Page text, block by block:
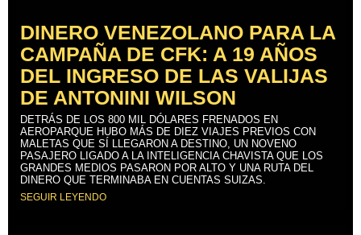
DINERO VENEZOLANO PARA LA
CAMPAÑA DE CFK: A 19 AÑOS
DEL INGRESO DE LAS VALIJAS
DE ANTONINI WILSON
DETRÁS DE LOS 800 MIL DÓLARES FRENADOS EN
AEROPARQUE HUBO MÁS DE DIEZ VIAJES PREVIOS CON
MALETAS QUE SÍ LLEGARON A DESTINO, UN NOVENO
PASAJERO LIGADO A LA INTELIGENCIA CHAVISTA QUE LOS
GRANDES MEDIOS PASARON POR ALTO Y UNA RUTA DEL
DINERO QUE TERMINABA EN CUENTAS SUIZAS.
SEGUIR LEYENDO